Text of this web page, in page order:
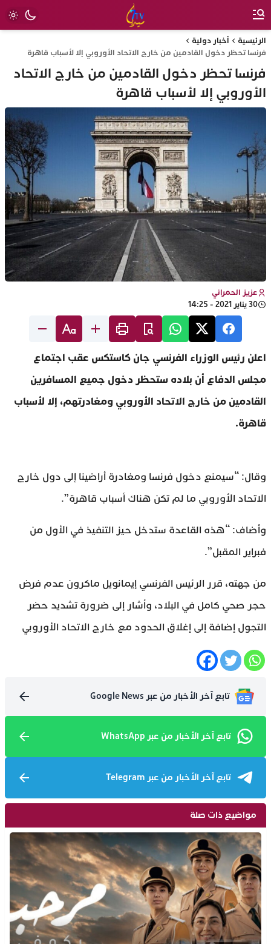
الرئيسية
أخبار دولية
فرنسا تحظر دخول القادمين من خارج الاتحاد الأوروبي إلا لأسباب قاهرة
فرنسا تحظر دخول القادمين من خارج الاتحاد
الأوروبي إلا لأسباب قاهرة
عزيز الحمراني
30 يناير 2021 - 14:25
اعلن رئيس الوزراء الفرنسي جان كاستكس عقب اجتماع
مجلس الدفاع أن بلاده ستحظر دخول جميع المسافرين
القادمين من خارج الاتحاد الأوروبي ومغادرتهم، إلا لأسباب
قاهرة.
وقال: “سيمنع دخول فرنسا ومغادرة أراضينا إلى دول خارج
الاتحاد الأوروبي ما لم تكن هناك أسباب قاهرة”.
وأضاف: “هذه القاعدة ستدخل حيز التنفيذ في الأول من
فبراير المقبل”.
من جهته، قرر الرئيس الفرنسي إيمانويل ماكرون عدم فرض
حجر صحي كامل في البلاد، وأشار إلى ضرورة تشديد حضر
التجول إضافة إلى إغلاق الحدود مع خارج الاتحاد الأوروبي
تابع آخر الأخبار من عبر Google News
تابع آخر الأخبار من عبر WhatsApp
تابع آخر الأخبار من عبر Telegram
مواضيع ذات صلة